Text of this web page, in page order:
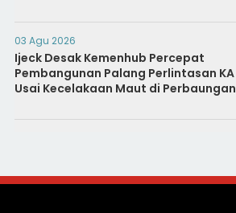
03 Agu 2026
Ijeck Desak Kemenhub Percepat
Pembangunan Palang Perlintasan KA
Usai Kecelakaan Maut di Perbaungan